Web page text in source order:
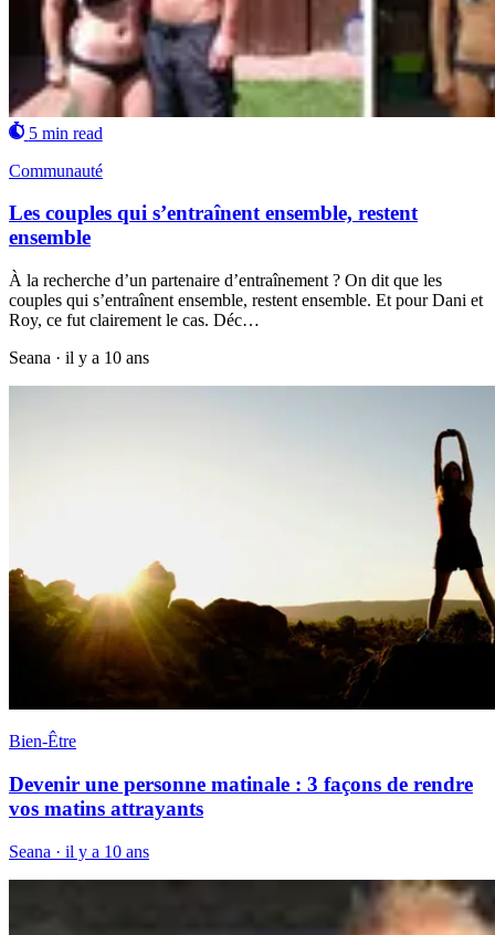
5 min read
Communauté
Les couples qui s’entraînent ensemble, restent
ensemble
À la recherche d’un partenaire d’entraînement ? On dit que les
couples qui s’entraînent ensemble, restent ensemble. Et pour Dani et
Roy, ce fut clairement le cas. Déc…
Seana · il y a 10 ans
Bien-Être
Devenir une personne matinale : 3 façons de rendre
vos matins attrayants
Seana · il y a 10 ans